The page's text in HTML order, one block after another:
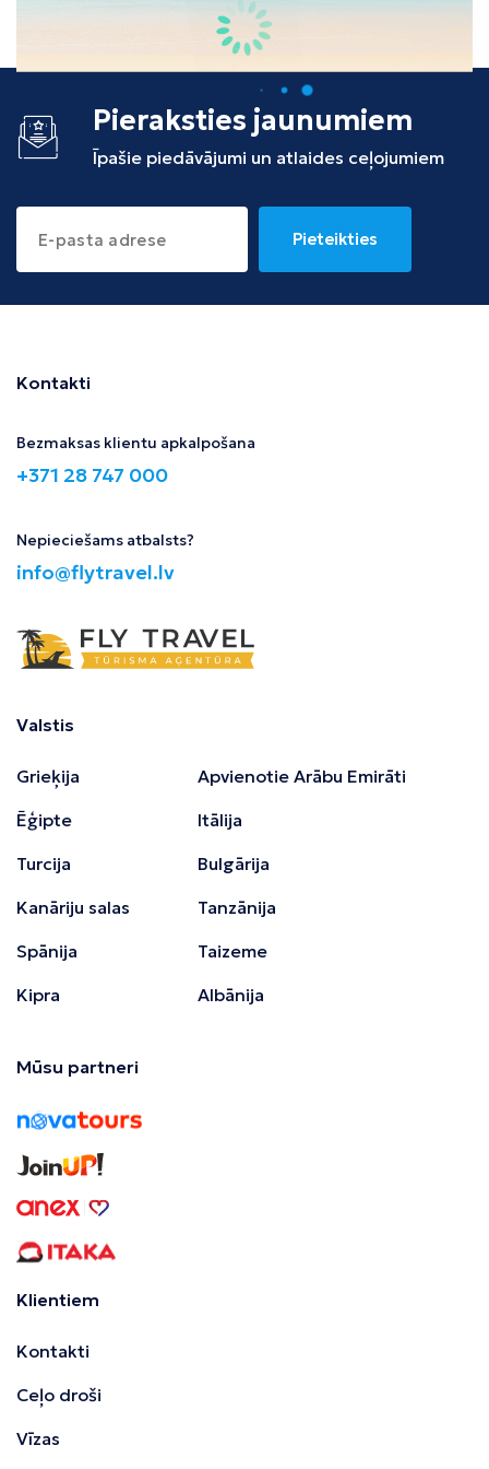
Albānija
Pieraksties jaunumiem
Īpašie piedāvājumi un atlaides ceļojumiem
Pieteikties
Kontakti
Bezmaksas klientu apkalpošana
+371 28 747 000
Nepieciešams atbalsts?
info@flytravel.lv
Valstis
Grieķija
Ēģipte
Turcija
Kanāriju salas
Spānija
Kipra
Apvienotie Arābu Emirāti
Itālija
Bulgārija
Tanzānija
Taizeme
Albānija
Mūsu partneri
Klientiem
Kontakti
Ceļo droši
Vīzas